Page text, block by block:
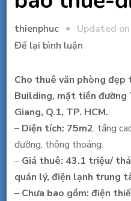
thienphuc Updated on
Để lại bình luậntại
thuê
văn
phòng
đẹp
tòa
nhà
Smart
View,
Cho thuê văn phòng
Building, mặt tiền đường
Giang, Q.1, TP. HCM.
– Diện tích: 75m2, tầng
đường, thông thoáng.
–Giá thuê: 43.1 triệu/
quản lý, điện lạnh trung
– Chưa bao gồm: điện